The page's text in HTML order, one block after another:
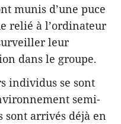
munis d’une puce
relié à l’ordinateur
leur
dans le groupe.
individus se sont
semi-
sont arrivés déjà en